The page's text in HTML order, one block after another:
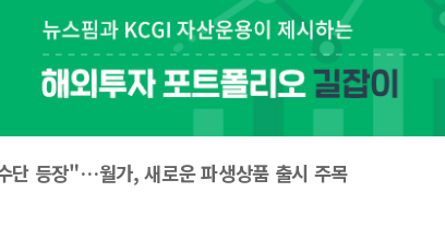
단 등장"…월가, 새로운 파생상품 출시 주목